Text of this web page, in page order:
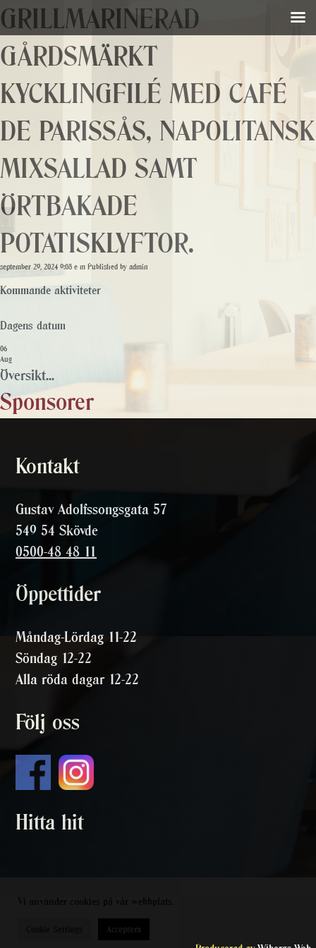
GRILLMARINERAD
GÅRDSMÄRKT
KYCKLINGFILÉ MED CAFÉ
DE PARISSÅS, NAPOLITANSK
MIXSALLAD SAMT
ÖRTBAKADE
POTATISKLYFTOR.
september 29, 2024 9:08 e m Published by admin
Kommande aktiviteter
Dagens datum
06
Aug
Översikt...
Sponsorer
Kontakt
Gustav Adolfssongsgata 57
549 54 Skövde
0500-48 48 11
Öppettider
Måndag-Lördag 11-22
Söndag 12-22
Alla röda dagar 12-22
Följ oss
Hitta hit
Acceptera